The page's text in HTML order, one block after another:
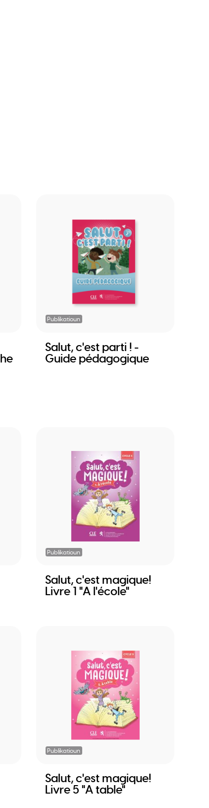
Publikatioun
Salut, c'est parti ! -
Guide pédagogique
Publikatioun
Salut, c'est magique!
Livre 1 "A l'école"
Publikatioun
Salut, c'est magique!
Livre 5 "A table"